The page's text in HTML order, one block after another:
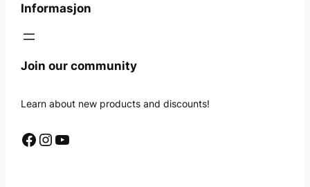
Informasjon
Join our community
Learn about new products and discounts!
Facebook InstagramYouTube